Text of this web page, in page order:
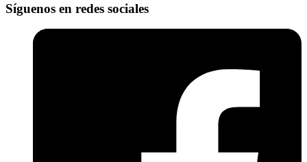
Síguenos en redes sociales